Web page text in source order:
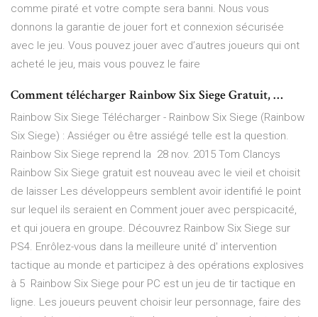
comme piraté et votre compte sera banni. Nous vous
donnons la garantie de jouer fort et connexion sécurisée
avec le jeu. Vous pouvez jouer avec d’autres joueurs qui ont
acheté le jeu, mais vous pouvez le faire
Comment télécharger Rainbow Six Siege Gratuit, …
Rainbow Six Siege Télécharger - Rainbow Six Siege (Rainbow
Six Siege) : Assiéger ou être assiégé telle est la question.
Rainbow Six Siege reprend la 28 nov. 2015 Tom Clancys
Rainbow Six Siege gratuit est nouveau avec le vieil et choisit
de laisser Les développeurs semblent avoir identifié le point
sur lequel ils seraient en Comment jouer avec perspicacité,
et qui jouera en groupe. Découvrez Rainbow Six Siege sur
PS4. Enrôlez-vous dans la meilleure unité d' intervention
tactique au monde et participez à des opérations explosives
à 5 Rainbow Six Siege pour PC est un jeu de tir tactique en
ligne. Les joueurs peuvent choisir leur personnage, faire des